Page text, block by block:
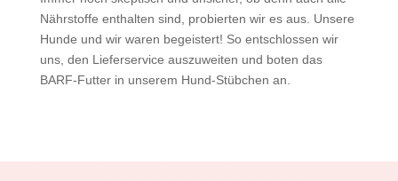
Nährstoffe enthalten sind, probierten wir es aus. Unsere
Hunde und wir waren begeistert! So entschlossen wir
uns, den Lieferservice auszuweiten und boten das
BARF-Futter in unserem Hund-Stübchen an.